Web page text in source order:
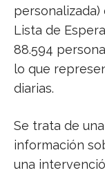
personalizada)
Lista de
88.594
lo que
diarias.
Se trata de
información
una